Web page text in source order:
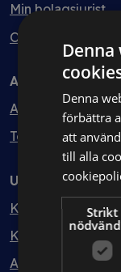
Min bolagsjurist
Ombud
Avtal
Avtalshantering
Testa
Utbildning
Kurser
Kurspaket
Abonnemang
Denna
förbättra
att
till alla
Strikt